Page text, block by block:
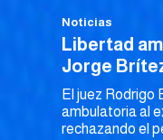
Noticias
Libertad
Jorge
El juez Rodrigo
ambulatoria al
rechazando el